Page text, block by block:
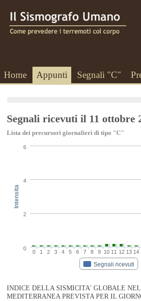
Home Appunti Segnali "C"
Segnali ricevuti il 11 ottobre
Lista dei precursori giornalieri di tipo "C"
Intensita
Segnali ricevuti
0 1 2 3 4 5 6 7 8 9 10 11 12 13 14
0
2
4
6
INDICE DELLA SISMICITA' GLOBALE
MEDITERRANEA PREVISTA PER IL